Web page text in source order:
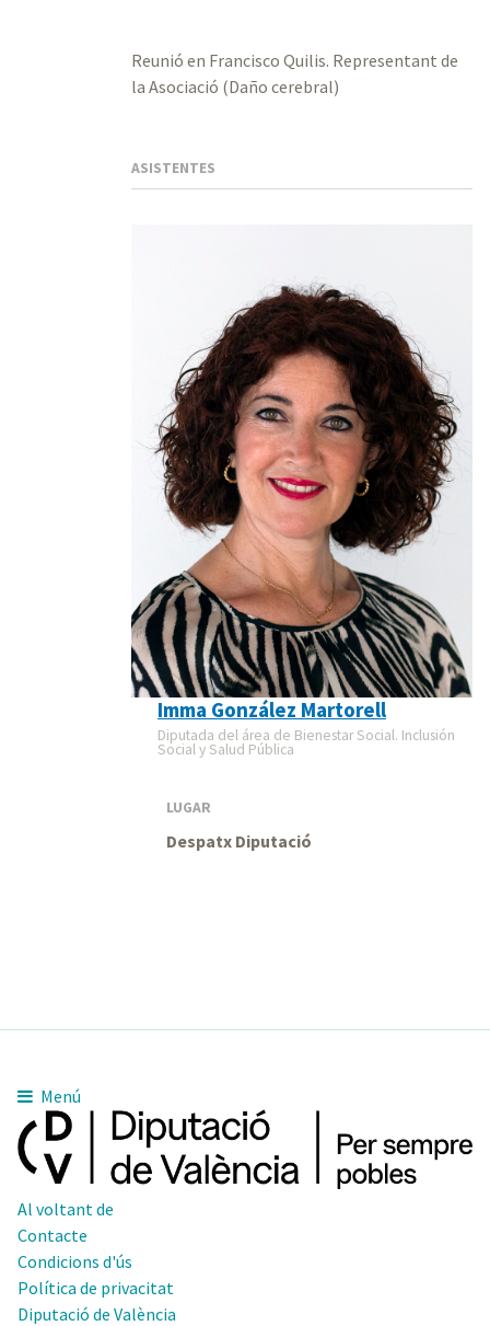
Reunió en Francisco Quilis. Representant de
la Asociació (Daño cerebral)
ASISTENTES
Imma González Martorell
Diputada del área de Bienestar Social. Inclusión
Social y Salud Pública
LUGAR
Despatx Diputació
Menú
Al voltant de
Contacte
Condicions d'ús
Política de privacitat
Diputació de València